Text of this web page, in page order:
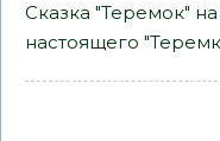
Сказка "Теремок"
настоящего